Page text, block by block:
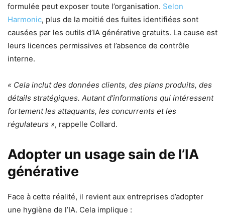
formulée peut exposer toute l’organisation. Selon
Harmonic, plus de la moitié des fuites identifiées sont
causées par les outils d’IA générative gratuits. La cause est
leurs licences permissives et l’absence de contrôle
interne.
« Cela inclut des données clients, des plans produits, des
détails stratégiques. Autant d’informations qui intéressent
fortement les attaquants, les concurrents et les
régulateurs », rappelle Collard.
Adopter un usage sain de l’IA
générative
Face à cette réalité, il revient aux entreprises d’adopter
une hygiène de l’IA. Cela implique :